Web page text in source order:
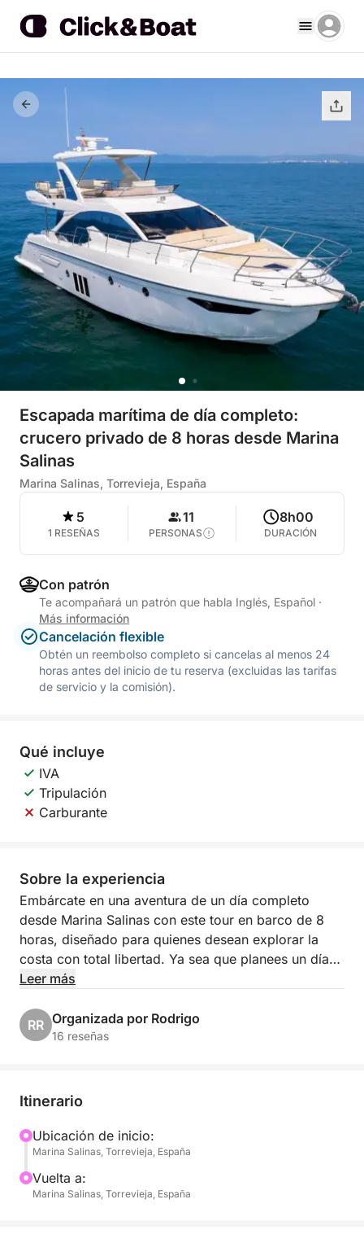
Escapada marítima de día completo:
crucero privado de 8 horas desde Marina
Salinas
Marina Salinas, Torrevieja, España
5
1 RESEÑAS
11
PERSONAS
8h00
DURACIÓN
Con patrón
Te acompañará un patrón que habla Inglés, Español ·
Más información
Cancelación flexible
Obtén un reembolso completo si cancelas al menos 24
horas antes del inicio de tu reserva (excluidas las tarifas
de servicio y la comisión).
Qué incluye
IVA
Tripulación
Carburante
Sobre la experiencia
Embárcate en una aventura de un día completo
desde Marina Salinas con este tour en barco de 8
horas, diseñado para quienes desean explorar la
costa con total libertad. Ya sea que planees un día
relajado con amigos o una excursión panorámica en
espacio para disfrutar del Mediterráneo a tu manera.
horario fijo, puedes adaptar el día al gusto de tu
simplemente disfrutar de las vistas desde la
cubierta.
Este barco ofrece una configuración sencilla y
Leer más
RR Organizada por Rodrigo
16 reseñas
Itinerario
Ubicación de inicio:
Marina Salinas, Torrevieja, España
Vuelta a:
Marina Salinas, Torrevieja, España